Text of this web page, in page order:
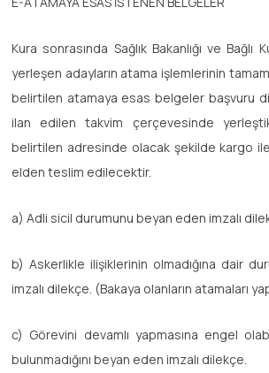
Kura sonrasında Sağlık Bakanlığı ve Bağlı
yerleşen adayların atama işlemlerinin
belirtilen atamaya esas belgeler başvuru
ilan edilen takvim çerçevesinde
belirtilen adresinde olacak şekilde kargo
elden teslim edilecektir.
a) Adli sicil durumunu beyan eden imzalı
b) Askerlikle ilişiklerinin olmadığına dair
imzalı dilekçe. (Bakaya olanların atamaları
c) Görevini devamlı yapmasına engel
bulunmadığını beyan eden imzalı dilekçe.